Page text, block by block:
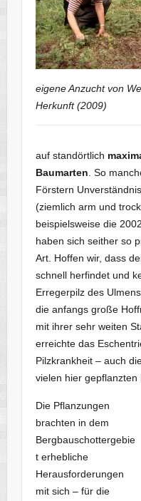
eigene Anzucht von
Herkunft (2009)
auf standörtlich
Baumarten . So
Förstern
(ziemlich arm und
beispielsweise die
haben sich seither so
Art. Hoffen wir, dass
schnell herfindet und
Erregerpilz des
die anfangs große
mit ihrer sehr weiten
erreichte das
Pilzkrankheit – auch
vielen hier gepflanzten
Die Pflanzungen
brachten in dem
Bergbauschottergebie
t erhebliche
Herausforderungen
mit sich – für die